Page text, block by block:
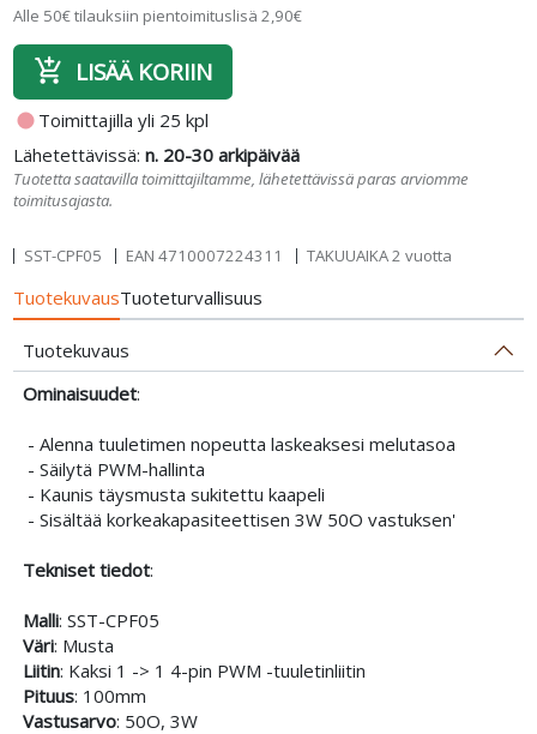
Alle 50€ tilauksiin pientoimituslisä 2,90€
add_shopping_cart LISÄÄ KORIIN
fiber_manual_record Toimittajilla yli 25 kpl
Lähetettävissä:n. 20-30 arkipäivää
Tuotetta saatavilla toimittajiltamme, lähetettävissä paras arviomme
toimitusajasta.
SST-CPF05 EAN 4710007224311 TAKUUAIKA 2 vuotta
TuotekuvausTuoteturvallisuus
Tuotekuvaus
Ominaisuudet:
- Alenna tuuletimen nopeutta laskeaksesi melutasoa
- Säilytä PWM-hallinta
- Kaunis täysmusta sukitettu kaapeli
- Sisältää korkeakapasiteettisen 3W 50O vastuksen'
Tekniset tiedot:
Malli: SST-CPF05
Väri: Musta
Liitin: Kaksi 1 -> 1 4-pin PWM -tuuletinliitin
Pituus: 100mm
Vastusarvo: 50O, 3W